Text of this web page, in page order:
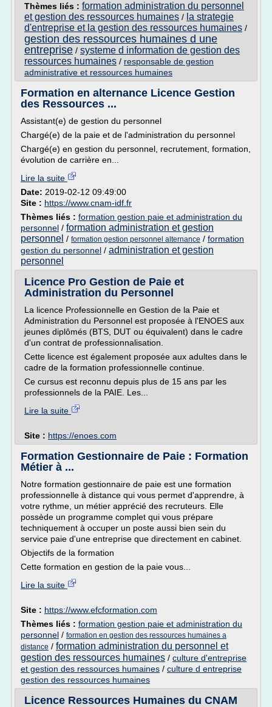
Thèmes liés : formation administration du personnel
et gestion des ressources humaines / la strategie
d'entreprise et la gestion des ressources humaines /
gestion des ressources humaines d une
entreprise / systeme d information de gestion des
ressources humaines / responsable de gestion
administrative et ressources humaines
Formation en alternance Licence Gestion
des Ressources ...
Assistant(e) de gestion du personnel
Chargé(e) de la paie et de l'administration du personnel
Chargé(e) en gestion du personnel, recrutement, formation,
évolution de carrière en...
Lire la suite
Date: 2019-02-12 09:49:00
Site : https://www.cnam-idf.fr
Thèmes liés : formation gestion paie et administration du
personnel / formation administration et gestion
personnel / formation gestion personnel alternance / formation
gestion du personnel / administration et gestion
personnel
Licence Pro Gestion de Paie et
Administration du Personnel
La licence Professionnelle en Gestion de la Paie et
Administration du Personnel est proposée à l'ENOES aux
jeunes diplômés (BTS, DUT ou équivalent) dans le cadre
d'un contrat de professionnalisation.
Cette licence est également proposée aux adultes dans le
cadre de la formation professionnelle continue.
Ce cursus est reconnu depuis plus de 15 ans par les
professionnels de la PAIE. Les...
Lire la suite
Site : https://enoes.com
Formation Gestionnaire de Paie : Formation
Métier à ...
Notre formation gestionnaire de paie est une formation
professionnelle à distance qui vous permet d'apprendre, à
votre rythme, un métier apprécié des recruteurs. Elle
possède un programme complet qui vous prépare
techniquement à occuper un poste aussi bien sein du
service paie d'une entreprise que directement en cabinet.
Objectifs de la formation
Cette formation en gestion de la paie vous...
Lire la suite
Site : https://www.efcformation.com
Thèmes liés : formation gestion paie et administration du
personnel / formation en gestion des ressources humaines a
distance / formation administration du personnel et
gestion des ressources humaines / culture d'entreprise
et gestion des ressources humaines / culture d entreprise
gestion des ressources humaines
Licence Ressources Humaines du CNAM